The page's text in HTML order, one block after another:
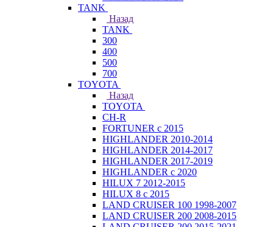
TANK
Назад
TANK
300
400
500
700
TOYOTA
Назад
TOYOTA
CH-R
FORTUNER с 2015
HIGHLANDER 2010-2014
HIGHLANDER 2014-2017
HIGHLANDER 2017-2019
HIGHLANDER с 2020
HILUX 7 2012-2015
HILUX 8 с 2015
LAND CRUISER 100 1998-2007
LAND CRUISER 200 2008-2015